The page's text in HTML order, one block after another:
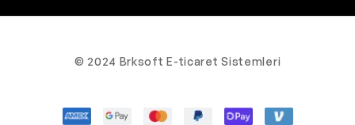
© 2024 Brksoft E-ticaret Sistemleri